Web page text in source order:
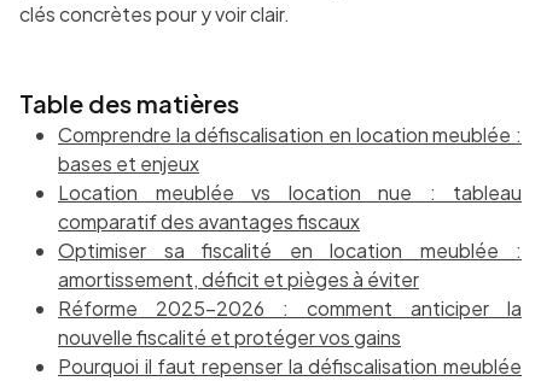
clés concrètes pour y voir clair.
Table des matières
Comprendre la défiscalisation en location meublée :
bases et enjeux
Location meublée vs location nue : tableau
comparatif des avantages fiscaux
Optimiser sa fiscalité en location meublée :
amortissement, déficit et pièges à éviter
Réforme 2025-2026 : comment anticiper la
nouvelle fiscalité et protéger vos gains
Pourquoi il faut repenser la défiscalisation meublée